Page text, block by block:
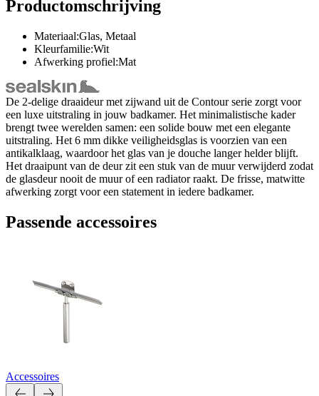
Productomschrijving
Materiaal:Glas, Metaal
Kleurfamilie:Wit
Afwerking profiel:Mat
De 2-delige draaideur met zijwand uit de Contour serie zorgt voor
een luxe uitstraling in jouw badkamer. Het minimalistische kader
brengt twee werelden samen: een solide bouw met een elegante
uitstraling. Het 6 mm dikke veiligheidsglas is voorzien van een
antikalklaag, waardoor het glas van je douche langer helder blijft.
Het draaipunt van de deur zit een stuk van de muur verwijderd zodat
de glasdeur nooit de muur of een radiator raakt. De frisse, matwitte
afwerking zorgt voor een statement in iedere badkamer.
Passende accessoires
Accessoires